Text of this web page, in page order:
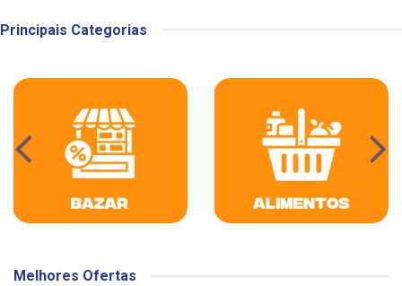
Principais Categorias
Melhores Ofertas